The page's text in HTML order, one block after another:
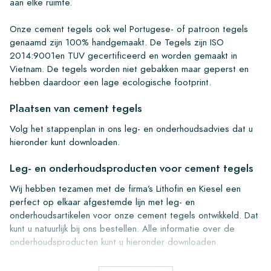
Onze cement tegels ook wel Portugese- of patroon tegels
genaamd zijn 100% handgemaakt. De Tegels zijn ISO
2014:9001en TUV gecertificeerd en worden gemaakt in
Vietnam. De tegels worden niet gebakken maar geperst en
hebben daardoor een lage ecologische footprint.
Plaatsen van cement tegels
Volg het stappenplan in ons leg- en onderhoudsadvies dat u
hieronder kunt downloaden.
Leg- en onderhoudsproducten voor cement tegels
Wij hebben tezamen met de firma’s Lithofin en Kiesel een
perfect op elkaar afgestemde lijn met leg- en
onderhoudsartikelen voor onze cement tegels ontwikkeld. Dat
kunt u natuurlijk bij ons bestellen. Alle informatie over de
onderhoudsproducten kunt u hieronder downloaden.
Bestellen, leveren en bezorgen van cement tegels